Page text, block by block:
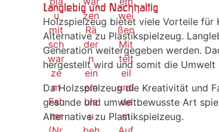
Langlebig und Nachhaltig
Holzspielzeug bietet viele Vorteile für
Alternative zu Plastikspielzeug.
Generation weitergegeben werden.
hergestellt wird und somit die
Da Holzspielzeug die Kreativität und
gesunde und umweltbewusste Art
Alternative zu Plastikspielzeug.